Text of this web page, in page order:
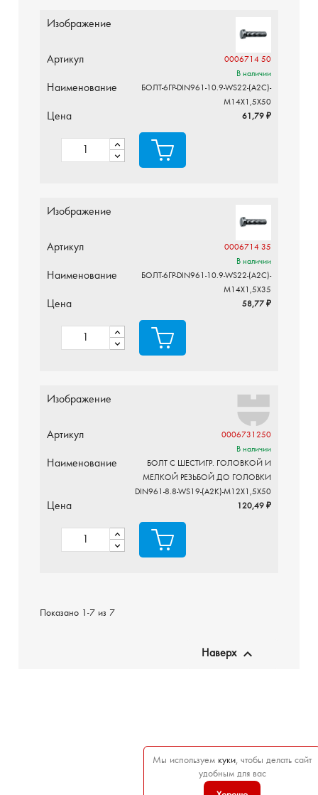
Мы используем куки, чтобы делать сайт
удобным для вас
Изображение
Артикул
0006714 50
В наличии
Наименование
БОЛТ-6ГР-DIN961-10.9-WS22-(A2C)-
M14X1,5X50
Цена 61,79 ₽
Изображение
Артикул
0006714 35
В наличии
Наименование
БОЛТ-6ГР-DIN961-10.9-WS22-(A2C)-
M14X1,5X35
Цена 58,77 ₽
Изображение
Артикул
0006731250
В наличии
Наименование
БОЛТ С ШЕСТИГР. ГОЛОВКОЙ И
МЕЛКОЙ РЕЗЬБОЙ ДО ГОЛОВКИ
DIN961-8.8-WS19-(A2K)-M12X1,5X50
Цена 120,49 ₽
Показано 1-7 из 7
Наверх 